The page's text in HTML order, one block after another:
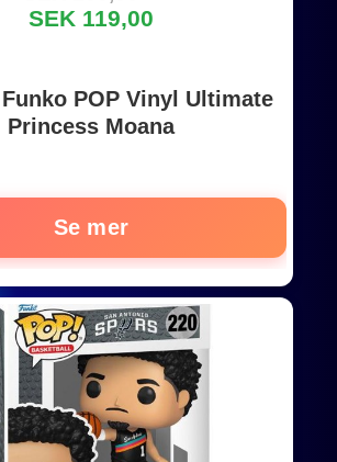
SEK 119,00
POP Vinyl Ultimate
Princess Moana
Se mer